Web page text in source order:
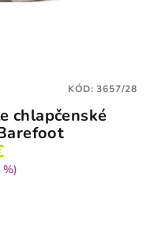
chlapčenské
%)
KÓD:3657/28